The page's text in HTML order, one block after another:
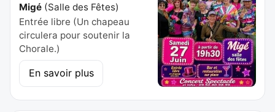
Migé (Salle des Fêtes)
Entrée libre (Un chapeau
circulera pour soutenir la
Chorale.)
En savoir plus